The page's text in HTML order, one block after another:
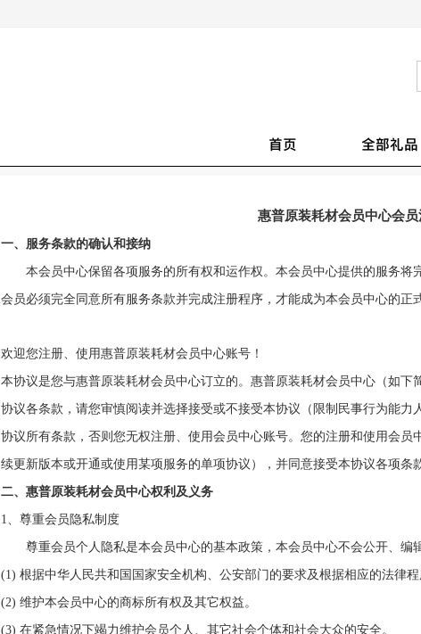
首页 全部礼品
惠普原装耗材会员中心会员
一、服务条款的确认和接纳
本会员中心保留各项服务的所有权和运作权。本会员中心提供的服务将
会员必须完全同意所有服务条款并完成注册程序，才能成为本会员中心的正
欢迎您注册、使用惠普原装耗材会员中心账号！
本协议是您与惠普原装耗材会员中心订立的。惠普原装耗材会员中心（如下
协议各条款， 请您审慎阅读并选择接受或不接受本协议（限制民事行为能
协议所有条款，否则您无权注册、使用会员中心账号。您的注册和使用会
续更新版本或开通或使用某项服务的单项协议），并同意接受本协议各项条
二、 惠普原装耗材会员中心权利及义务
1、尊重会员隐私制度
尊重会员个人隐私是本会员中心的基本政策，本会员中心不会公开、编
(1) 根据中华人民共和国国家安全机构、公安部门的要求及根据相应的法律程
(2) 维护本会员中心的商标所有权及其它权益。
(3) 在紧急情况下竭力维护会员个人、其它社会个体和社会大众的安全。